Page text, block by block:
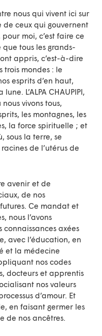
nous qui vivent ici sur
ceux qui gouvernent
pour moi, c’est faire ce
tous les grands-
appris, c’est-à-dire
trois mondes : le
esprits d’en haut,
L’ALPA CHAUPIPI,
vivons tous,
les montagnes, les
la force spirituelle ; et
sous la terre, se
de l’utérus de
avenir et de
de nos
Ce mandat et
nous l’avons
axées
avec l’éducation, en
et la médecine
nos codes
docteurs et apprentis
nos valeurs
d’amour. Et
en faisant germer les
de nos ancêtres.